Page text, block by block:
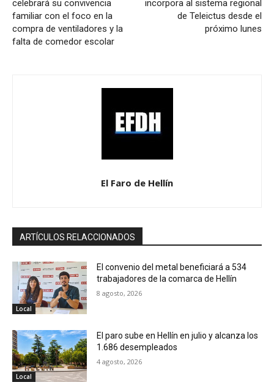
celebrará su convivencia
familiar con el foco en la
compra de ventiladores y la
falta de comedor escolar
incorpora al sistema regional
de Teleictus desde el
próximo lunes
El Faro de Hellín
ARTÍCULOS RELACCIONADOS
Local
El convenio del metal beneficiará a 534
trabajadores de la comarca de Hellín
8 agosto, 2026
Local
El paro sube en Hellín en julio y alcanza los
1.686 desempleados
4 agosto, 2026